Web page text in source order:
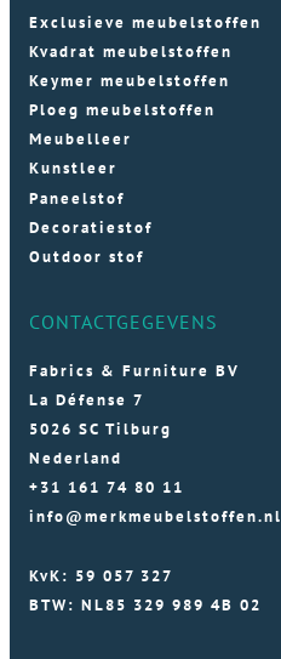
Exclusieve meubelstoffen
Kvadrat meubelstoffen
Keymer meubelstoffen
Ploeg meubelstoffen
Meubelleer
Kunstleer
Paneelstof
Decoratiestof
Outdoor stof
CONTACTGEGEVENS
Fabrics & Furniture BV
La Défense 7
5026 SC Tilburg
Nederland
+31 161 74 80 11
info@merkmeubelstoffen.nl
KvK: 59 057 327
BTW: NL85 329 989 4B 02